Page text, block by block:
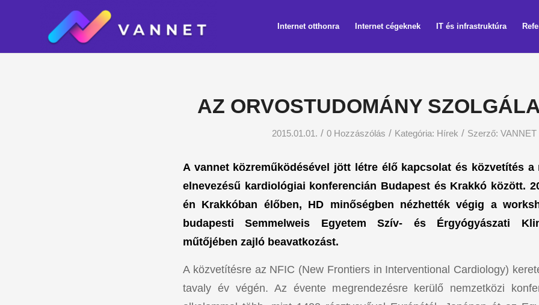
Internet otthonra Internet cégeknek IT és infrastruktúra
AZ ORVOSTUDOMÁNY
2015.01.01. / 0 Hozzászólás / Kategória: Hírek / Szerző: VANNET
A vannet közreműködésével jött létre élő kapcsolat és közvetítés a
elnevezésű kardiológiai konferencián Budapest és Krakkó között.
én Krakkóban élőben, HD minőségben nézhették végig a
budapesti Semmelweis Egyetem Szív- és Érgyógyászati
műtőjében zajló beavatkozást.
A közvetítésre az NFIC (New Frontiers in Interventional Cardiology)
tavaly év végén. Az évente megrendezésre kerülő nemzetközi